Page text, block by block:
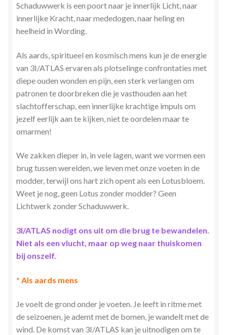
Schaduwwerk is een poort naar je innerlijk Licht, naar
innerlijke Kracht, naar mededogen, naar heling en
heelheid in Wording.
Als aards, spiritueel en kosmisch mens kun je de energie
van 3I/ATLAS ervaren als plotselinge confrontaties met
diepe ouden wonden en pijn, een sterk verlangen om
patronen te doorbreken die je vasthouden aan het
slachtofferschap, een innerlijke krachtige impuls om
jezelf eerlijk aan te kijken, niet te oordelen maar te
omarmen!
We zakken dieper in, in vele lagen, want we vormen een
brug tussen werelden, we leven met onze voeten in de
modder, terwijl ons hart zich opent als een Lotusbloem.
Weet je nog, geen Lotus zonder modder? Geen
Lichtwerk zonder Schaduwwerk.
3I/ATLAS nodigt ons uit om die brug te bewandelen.
Niet als een vlucht, maar op weg naar thuiskomen
bij onszelf.
* Als aards mens
Je voelt de grond onder je voeten. Je leeft in ritme met
de seizoenen, je ademt met de bomen, je wandelt met de
wind. De komst van 3I/ATLAS kan je uitnodigen om te